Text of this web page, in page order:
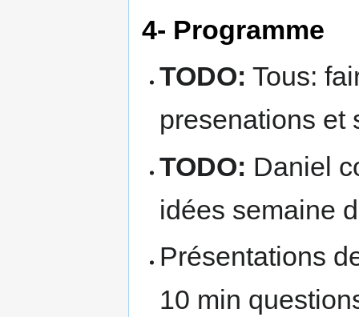
4- Programme
TODO: Tous:
presenations et
TODO: Daniel
idées semaine
Présentations
10 min